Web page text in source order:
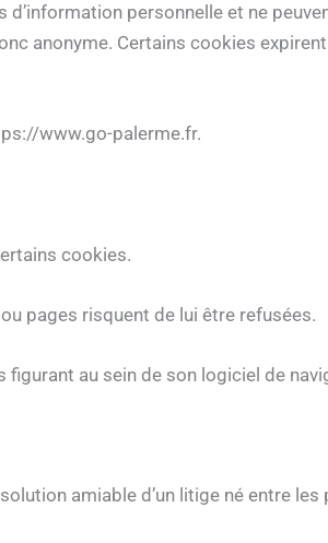
personnelle et ne
anonyme. Certains cookies expirent
www.go-palerme.fr.
cookies.
pages risquent de lui être refusées.
au sein de son logiciel de
amiable d’un litige né entre